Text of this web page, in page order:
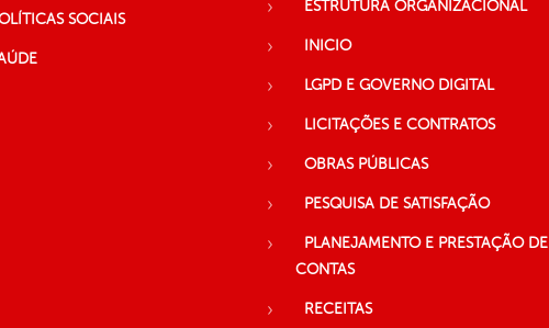
SOCIAIS
ESTRUTURA ORGANIZACIONAL
INICIO
LGPD E GOVERNO DIGITAL
LICITAÇÕES E CONTRATOS
OBRAS PÚBLICAS
PESQUISA DE SATISFAÇÃO
PLANEJAMENTO E PRESTAÇÃO DE
CONTAS
RECEITAS